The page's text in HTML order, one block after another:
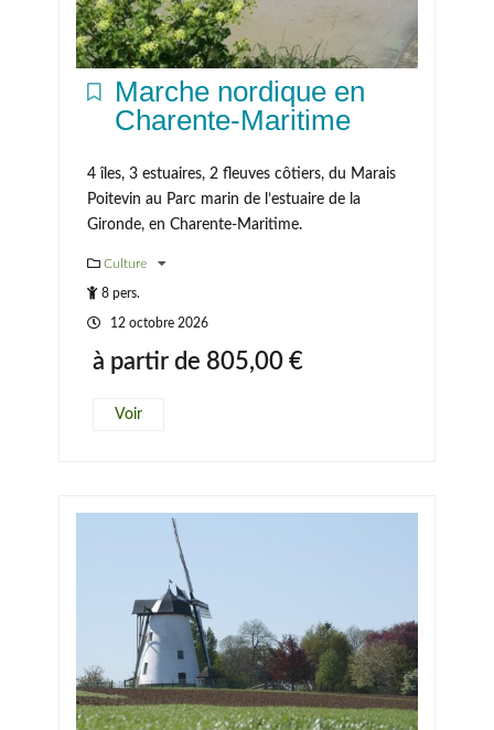
Marche nordique en
Charente-Maritime
4 îles, 3 estuaires, 2 fleuves côtiers, du Marais
Poitevin au Parc marin de l’estuaire de la
Gironde, en Charente-Maritime.
Culture
8 pers.
12 octobre 2026
à partir de 805,00 €
Voir